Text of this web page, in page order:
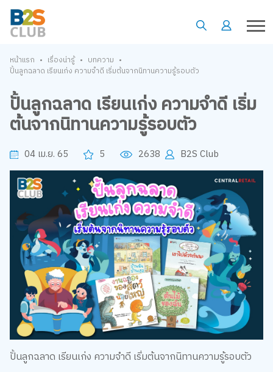
หน้าแรก • เรื่องน่ารู้ • บทความ •
ปั้นลูกฉลาด เรียนเก่ง ความจำดี เริ่มต้นจากนิทานความรู้รอบตัว
ปั้นลูกฉลาด เรียนเก่ง ความจำดี เริ่ม
ต้นจากนิทานความรู้รอบตัว
04 เม.ย. 65 5 2638 B2S Club
ปั้นลูกฉลาด เรียนเก่ง ความจำดี เริ่มต้นจากนิทานความรู้รอบตัว